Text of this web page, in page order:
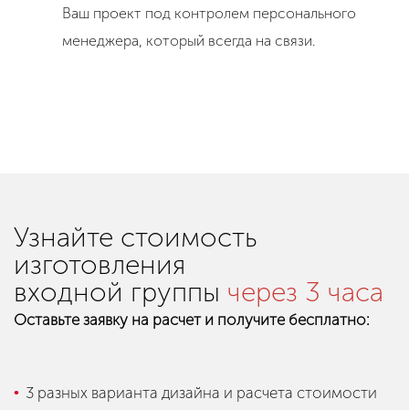
Ваш проект под контролем персонального
менеджера, который всегда на связи.
Узнайте стоимость
изготовления
входной группы через 3 часа
Оставьте заявку на расчет и получите бесплатно:
3 разных варианта дизайна и расчета стоимости